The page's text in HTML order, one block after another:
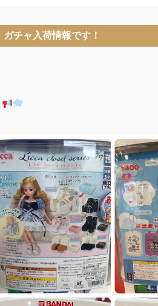
ガチャ入荷情報です！